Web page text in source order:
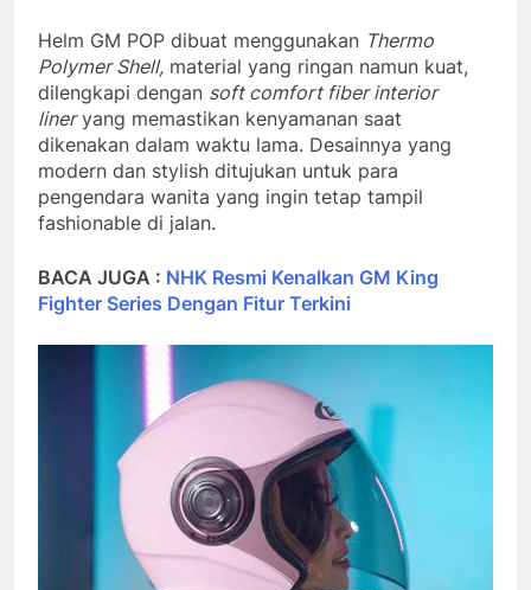
Helm GM POP dibuat menggunakan Thermo
Polymer Shell, material yang ringan namun kuat,
dilengkapi dengan soft comfort fiber interior
lineryang memastikan kenyamanan saat
dikenakan dalam waktu lama. Desainnya yang
modern dan stylish ditujukan untuk para
pengendara wanita yang ingin tetap tampil
fashionable di jalan.
BACA JUGA : NHK Resmi Kenalkan GM King
Fighter Series Dengan Fitur Terkini